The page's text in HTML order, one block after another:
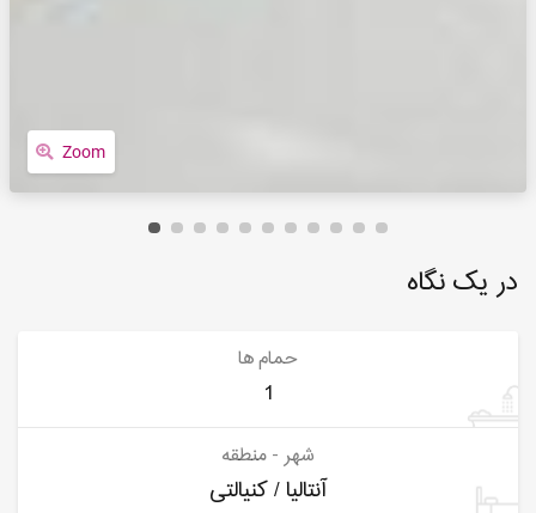
Zoom
در یک نگاه
حمام ها
1
شهر - منطقه
آنتالیا / کنیالتی